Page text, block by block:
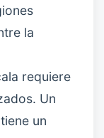
la
requiere
Un
un